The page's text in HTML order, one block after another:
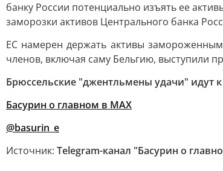
банку России потенциально изъять ее
заморозки активов Центрального банка
ЕС намерен держать активы
членов, включая саму Бельгию, выступили
Брюссельские "джентльмены удачи" идут
Басурин о главном в МАX
@basurin_e
Источник: Telegram-канал "Басурин о